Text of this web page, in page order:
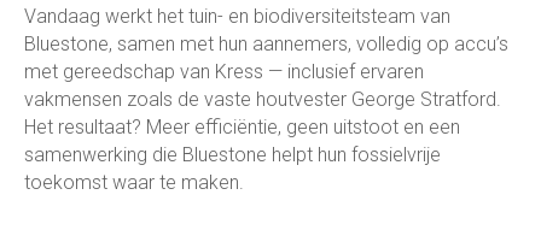
Vandaag werkt het tuin- en biodiversiteitsteam van
Bluestone, samen met hun aannemers, volledig op accu’s
met gereedschap van Kress — inclusief ervaren
vakmensen zoals de vaste houtvester George Stratford.
Het resultaat? Meer efficiëntie, geen uitstoot en een
samenwerking die Bluestone helpt hun fossielvrije
toekomst waar te maken.